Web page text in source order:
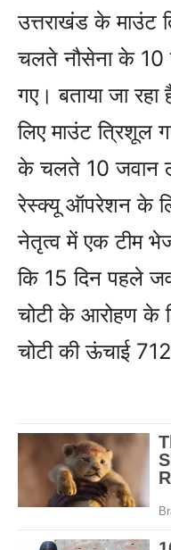
उत्तराखंड के
चलते नौसेना के
गए। बताया जा
लिए माउंट त्रिशूल
के चलते 10 जवान
रेस्क्यू ऑपरेशन के
नेतृत्व में एक टीम
कि 15 दिन पहले
चोटी के आरोहण के
चोटी की ऊंचाई